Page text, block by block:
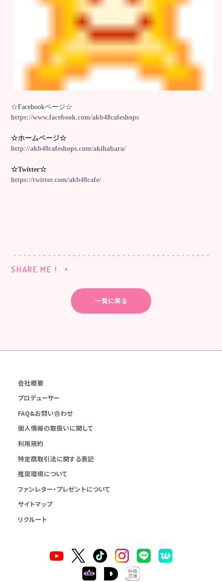
☆Facebookページ☆
https://www.facebook.com/akb48cafeshops
☆ホームページ☆
http://akb48cafeshops.com/akihabara/
☆Twitter☆
https://twitter.com/akb48cafe/
SHARE ME !
一覧に戻る
会社概要
プロデューサー
FAQ&お問い合わせ
個人情報の取扱いに関して
利用規約
特定商取引法に関する表記
推奨環境について
ファンレター・プレゼントについて
サイトマップ
リクルート